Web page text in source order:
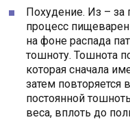
Похудение. Из – за
процесс
на фоне распада
тошноту. Тошнота
которая сначала
затем повторяется
постоянной
веса, вплоть до